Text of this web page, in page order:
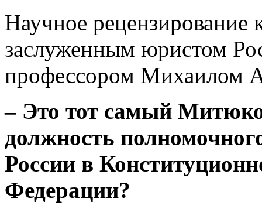
Научное рецензирование
заслуженным юристом
профессором Михаилом
– Это тот самый
должность
России в
Федерации?